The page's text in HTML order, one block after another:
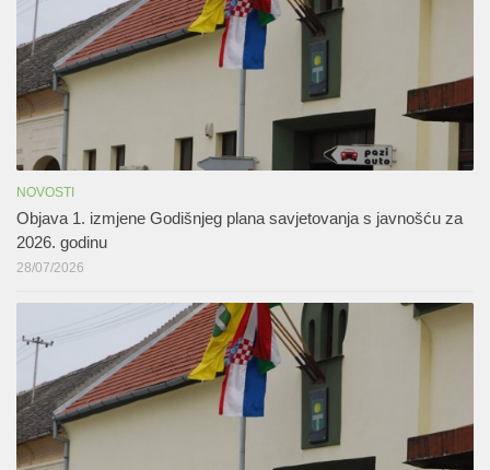
NOVOSTI
Objava 1. izmjene Godišnjeg plana savjetovanja s javnošću za
2026. godinu
28/07/2026